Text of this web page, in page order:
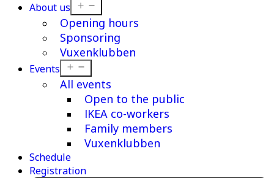
About us
menu
Opening hours
Sponsoring
Vuxenklubben
Events
menu
All events
Open to the public
IKEA co-workers
Family members
Vuxenklubben
Schedule
Registration